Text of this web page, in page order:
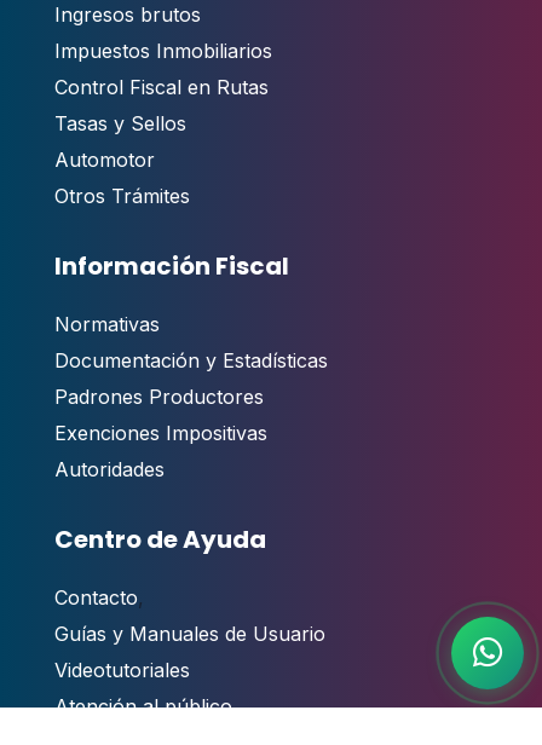
Ingresos brutos
Impuestos Inmobiliarios
Control Fiscal en Rutas
Tasas y Sellos
Automotor
Otros Trámites
Información Fiscal
Normativas
Documentación y Estadísticas
Padrones Productores
Exenciones Impositivas
Autoridades
Centro de Ayuda
Contacto,
Guías y Manuales de Usuario
Videotutoriales
Atención al público